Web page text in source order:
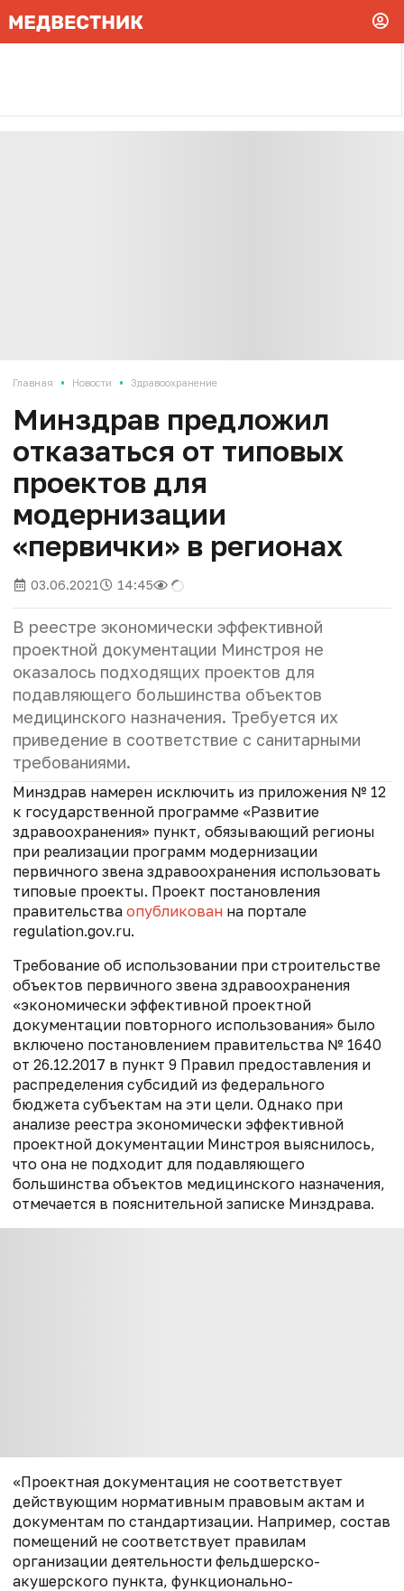
Главная • Новости • Здравоохранение
Минздрав предложил
отказаться от типовых
проектов для
модернизации
«первички» в регионах
03.06.2021 14:45
В реестре экономически эффективной
проектной документации Минстроя не
оказалось подходящих проектов для
подавляющего большинства объектов
медицинского назначения. Требуется их
приведение в соответствие с санитарными
требованиями.
Минздрав намерен исключить из приложения № 12
к государственной программе «Развитие
здравоохранения» пункт, обязывающий регионы
при реализации программ модернизации
первичного звена здравоохранения использовать
типовые проекты. Проект постановления
правительства опубликован на портале
regulation.gov.ru.
Требование об использовании при строительстве
объектов первичного звена здравоохранения
«экономически эффективной проектной
документации повторного использования» было
включено постановлением правительства № 1640
от 26.12.2017 в пункт 9 Правил предоставления и
распределения субсидий из федерального
бюджета субъектам на эти цели. Однако при
анализе реестра экономически эффективной
проектной документации Минстроя выяснилось,
что она не подходит для подавляющего
большинства объектов медицинского назначения,
отмечается в пояснительной записке Минздрава.
«Проектная документация не соответствует
действующим нормативным правовым актам и
документам по стандартизации. Например, состав
помещений не соответствует правилам
организации деятельности фельдшерско-
акушерского пункта, функционально-